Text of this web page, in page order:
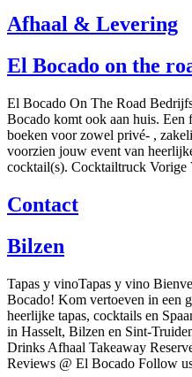
Afhaal & Levering
El Bocado on the
El Bocado On The Road
Bocado komt ook aan huis. Een
boeken voor zowel privé- ,
voorzien jouw event van
cocktail(s). Cocktailtruck Vorige
Contact
Bilzen
Tapas y vinoTapas y vino
Bocado! Kom vertoeven in een
heerlijke tapas, cocktails en
in Hasselt, Bilzen en Sint-
Drinks Afhaal Takeaway
Reviews @ El Bocado Follow